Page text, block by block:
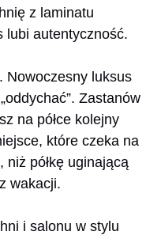
z laminatu
lubi autentyczność.
Nowoczesny luksus
Zastanów
na półce kolejny
które czeka na
półkę uginającą
wakacji.
i salonu w stylu